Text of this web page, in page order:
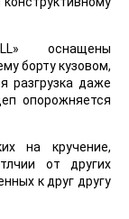
оснащены
борту кузовом,
разгрузка даже
опорожняется
на кручение,
от других
к друг другу